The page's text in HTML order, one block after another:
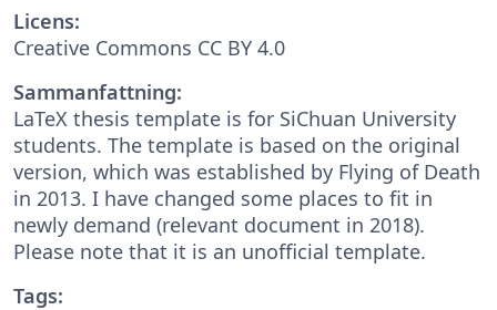
Licens:
Creative Commons CC BY 4.0
Sammanfattning:
LaTeX thesis template is for SiChuan University
students. The template is based on the original
version, which was established by Flying of Death
in 2013. I have changed some places to fit in
newly demand (relevant document in 2018).
Please note that it is an unofficial template.
Tags: